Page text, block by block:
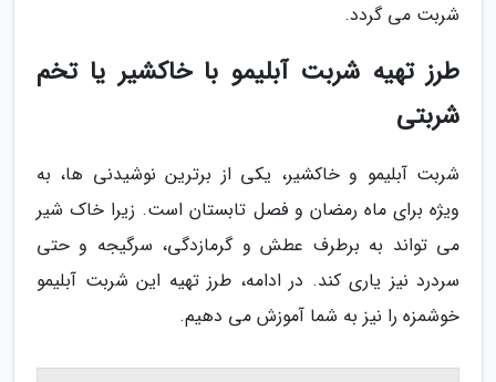
شربت می گردد.
طرز تهیه شربت آبلیمو با خاکشیر یا تخم
شربتی
شربت آبلیمو و خاکشیر، یکی از برترین نوشیدنی ها، به
ویژه برای ماه رمضان و فصل تابستان است. زیرا خاک شیر
می تواند به برطرف عطش و گرمازدگی، سرگیجه و حتی
سردرد نیز یاری کند. در ادامه، طرز تهیه این شربت آبلیمو
خوشمزه را نیز به شما آموزش می دهیم.